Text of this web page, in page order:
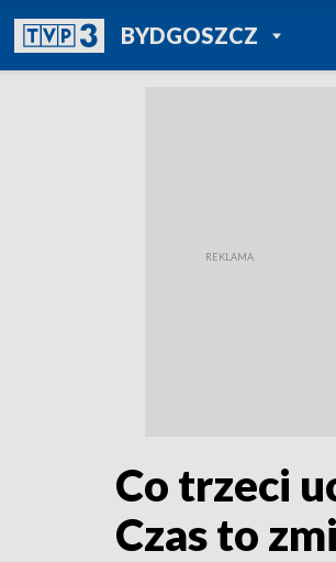
BYDGOSZCZPOWRÓT DO
TVP REGIONY
Co trzeci
Czas to